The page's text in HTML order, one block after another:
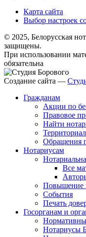
Карта сайта
Выбор настроек
© 2025, Белорусская
защищены.
При использовании
обязательна
Создание сайта —
Гражданам
Акции по
Правовое
Найти
Обращения
Нотариусам
Все
Повышение
События
Печать
Госорганам и
Нотариусы